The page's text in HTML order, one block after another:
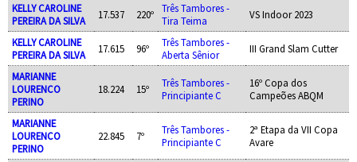
KELLY CAROLINE
PEREIRA DA SILVA
17.537 220º
Três Tambores -
Tira Teima
VS Indoor 2023
KELLY CAROLINE
PEREIRA DA SILVA
17.615 96º
Três Tambores -
Aberta Sênior
III Grand Slam Cutter
MARIANNE
LOURENCO
PERINO
18.224 15º
Três Tambores -
Principiante C
16º Copa dos
Campeões ABQM
MARIANNE
LOURENCO
PERINO
22.845 7º
Três Tambores -
Principiante C
2ª Etapa da VII Copa
Avare